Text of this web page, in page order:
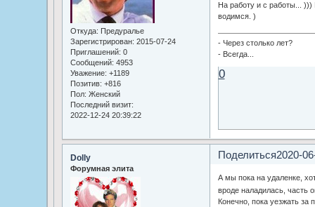
Откуда: Предуралье
Зарегистрирован: 2015-07-24
Приглашений: 0
Сообщений: 4953
Уважение: +1189
Позитив: +816
Пол: Женский
Последний визит:
2022-12-24 20:39:22
На работу и с работы...
водимся. )
- Через столько лет?
- Всегда...
0
Поделиться2020-
Dolly
Форумная элита
А мы пока на удаленке,
вроде наладилась, часть
Конечно, пока уезжать за